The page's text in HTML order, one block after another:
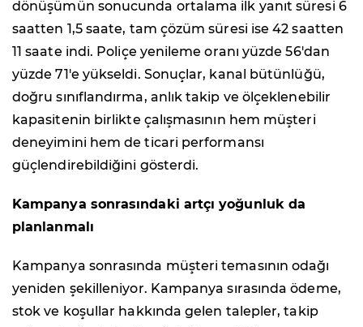
dönüşümün sonucunda ortalama ilk yanıt süresi 6
saatten 1,5 saate, tam çözüm süresi ise 42 saatten
11 saate indi. Poliçe yenileme oranı yüzde 56'dan
yüzde 71'e yükseldi. Sonuçlar, kanal bütünlüğü,
doğru sınıflandırma, anlık takip ve ölçeklenebilir
kapasitenin birlikte çalışmasının hem müşteri
deneyimini hem de ticari performansı
güçlendirebildiğini gösterdi.
Kampanya sonrasındaki artçı yoğunluk da
planlanmalı
Kampanya sonrasında müşteri temasının odağı
yeniden şekilleniyor. Kampanya sırasında ödeme,
stok ve koşullar hakkında gelen talepler, takip